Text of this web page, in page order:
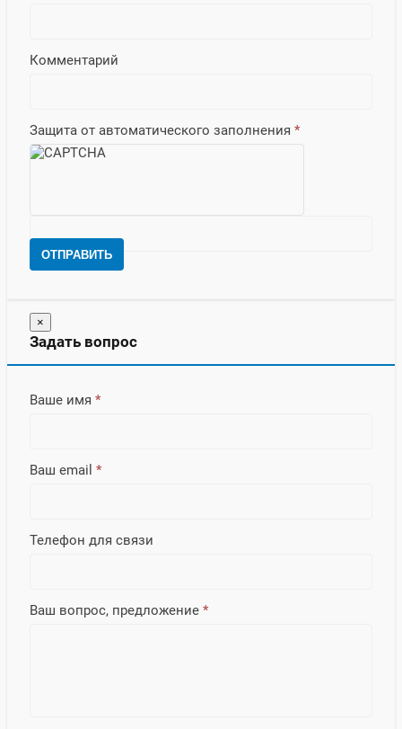
Комментарий
Защита от автоматического заполнения *
ОТПРАВИТЬ
×
Задать вопрос
Ваше имя *
Ваш email *
Телефон для связи
Ваш вопрос, предложение *